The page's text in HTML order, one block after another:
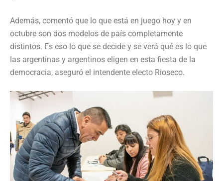
Además, comentó que lo que está en juego hoy y en
octubre son dos modelos de país completamente
distintos. Es eso lo que se decide y se verá qué es lo que
las argentinas y argentinos eligen en esta fiesta de la
democracia, aseguró el intendente electo Rioseco.